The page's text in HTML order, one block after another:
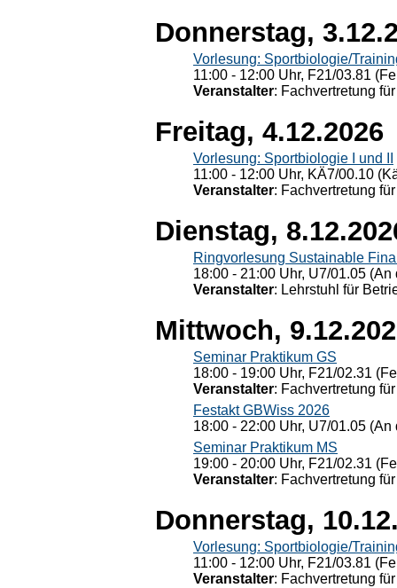
Donnerstag,
Vorlesung: Sportbiologie/
11:00 - 12:00 Uhr, F21/03.81
Veranstalter: Fachvertretung
Freitag, 4.12.2026
Vorlesung: Sportbiologie I und II
11:00 - 12:00 Uhr, KÄ7/00.10
Veranstalter: Fachvertretung
Dienstag,
Ringvorlesung Sustainable
18:00 - 21:00 Uhr, U7/01.05
Veranstalter: Lehrstuhl für
Mittwoch,
Seminar Praktikum GS
18:00 - 19:00 Uhr, F21/02.31
Veranstalter: Fachvertretung
Festakt GBWiss 2026
18:00 - 22:00 Uhr, U7/01.05
Seminar Praktikum MS
19:00 - 20:00 Uhr, F21/02.31
Veranstalter: Fachvertretung
Donnerstag,
Vorlesung: Sportbiologie/
11:00 - 12:00 Uhr, F21/03.81
Veranstalter: Fachvertretung